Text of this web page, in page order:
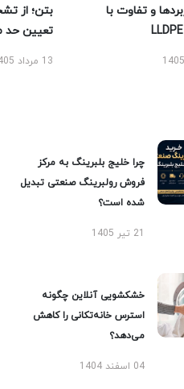
و تفاوت با
بتن؛ از
تعیین حد
13 مرداد 1405
چرا خلیج بلبرینگ به مرکز
فروش رولبرینگ صنعتی تبدیل
شده است؟
21 تیر 1405
خشکشویی آنلاین چگونه
استرس خانه‌تکانی را کاهش
می‌دهد؟
04 اسفند 1404